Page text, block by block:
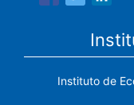
Instituto de